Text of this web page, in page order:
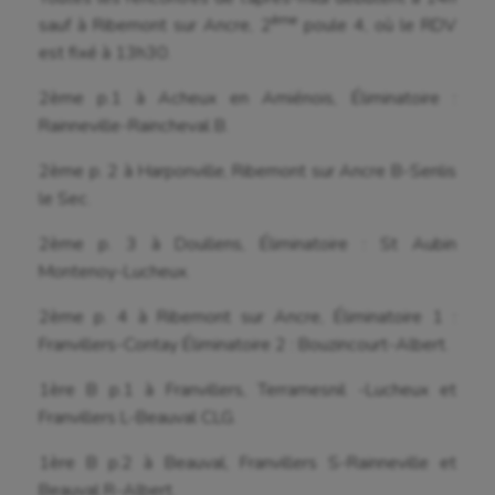
Water-polo
sauf à Ribemont sur Ancre, 2
ème poule 4, où le RDV
est fixé à 13h30.
2ème p.1 à Acheux en Amiénois, Éliminatoire :
Rainneville-Raincheval B.
2ème p. 2 à Harponville, Ribemont sur Ancre B-Senlis
le Sec.
2ème p. 3 à Doullens, Éliminatoire : St Aubin
Montenoy-Lucheux.
2ème p. 4 à Ribemont sur Ancre, Éliminatoire 1 :
Franvillers-Contay Éliminatoire 2 : Bouzincourt-Albert.
1ère B p.1 à Franvillers, Terramesnil -Lucheux et
Franvillers L-Beauval CLG.
1ère B p.2 à Beauval, Franvillers S-Rainneville et